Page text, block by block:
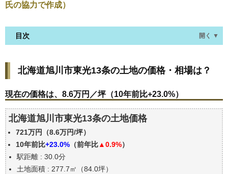
氏の協力で作成）
目次 開く ▼
現在の価格は、8.6万円／坪（10年前比+23.0%）
価格を詳細に分析しよう
北海道旭川市東光13条の土地の過去の売買事例
公示地価はいくら
エリアの将来性を人口予想から検討しよう
自分の年収でいくらの不動産が買える？
北海道旭川市東光13条の土地の価格・相場は？
現在の価格は、8.6万円／坪（10年前比+23.0%）
北海道旭川市東光13条の土地価格
721万円（8.6万円/坪）
10年前比+23.0% （前年比▲0.9%）
駅距離 : 30.0分
土地面積 : 277.7㎡（84.0坪）